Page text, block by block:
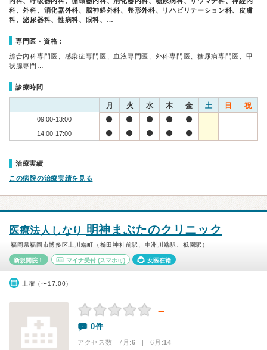
科、外科、消化器外科、脳神経外科、整形外科、リハビリテーション科、皮膚
科、泌尿器科、性病科、眼科、…
専門医・資格：
総合内科専門医、感染症専門医、血液専門医、外科専門医、糖尿病専門医、甲
状腺専門…
診療時間
月 火 水 木 金 土 日 祝
09:00-13:00
14:00-17:00
治療実績
この病院の治療実績を見る
医療法人しなり 明神まぶたのクリニック
福岡県福岡市博多区上川端町（櫛田神社前駅、中洲川端駅、祇園駅）
新規開院！ マイナ受付(スマホ可) 女医在籍
土曜（〜17:00）
－
0件
アクセス数 7月:6 | 6月:14